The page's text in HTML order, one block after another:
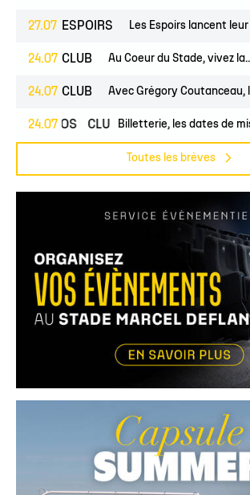
27.07 ESPOIRS Les Espoirs lancent
24.07 CLUB Au Coeur du Stade, vivez
24.07 CLUB Avec Grégory Coutanceau,
24.07
PROS CLUB Billetterie, les dates de
Toutes les brèves